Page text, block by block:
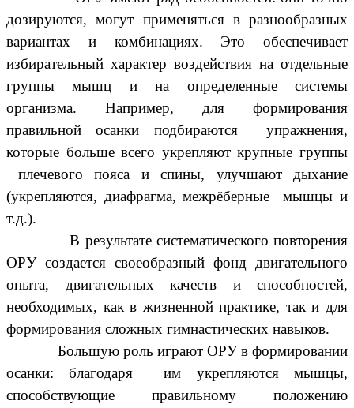
дозируются, могут применяться в разнообразных
вариантах и комбинациях. Это обеспечивает
избирательный характер воздействия на отдельные
группы мышц и на определенные системы
организма. Например, для формирования
правильной осанки подбираются упражнения,
которые больше всего укрепляют крупные группы
плечевого пояса и спины, улучшают дыхание
(укрепляются, диафрагма, межрёберные мышцы и
т.д.).
В результате систематического повторения
ОРУ создается своеобразный фонд двигательного
опыта, двигательных качеств и способностей,
необходимых, как в жизненной практике, так и для
формирования сложных гимнастических навыков.
Большую роль играют ОРУ в формировании
осанки: благодаря им укрепляются мышцы,
способствующие правильному положению